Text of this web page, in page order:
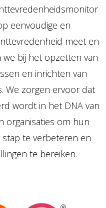
eenvoudige en
meet en
bij het opzetten van
en inrichten van
We zorgen ervoor dat
wordt in het DNA van
organisaties om hun
te verbeteren en
te bereiken.